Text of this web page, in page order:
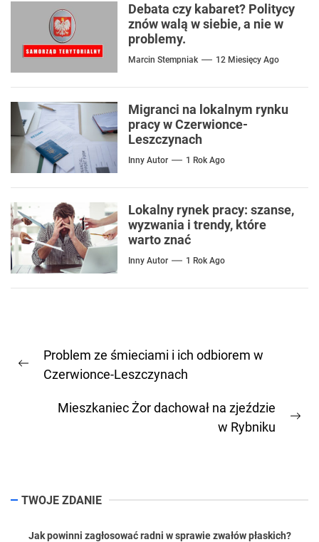
Debata czy kabaret? Politycy
znów walą w siebie, a nie w
problemy.
Marcin Stempniak 12 Miesięcy Ago
Migranci na lokalnym rynku
pracy w Czerwionce-
Leszczynach
Inny Autor 1 Rok Ago
Lokalny rynek pracy: szanse,
wyzwania i trendy, które
warto znać
Inny Autor 1 Rok Ago
wpisu
Previous
Problem ze śmieciami i ich odbiorem w
Czerwionce-Leszczynach
Mieszkaniec Żor dachował na zjeździe
w Rybniku
TWOJE ZDANIE
Jak powinni zagłosować radni w sprawie zwałów płaskich?